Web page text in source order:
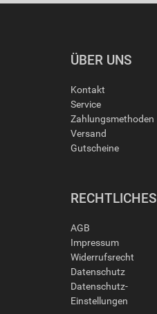
ÜBER UNS
Kontakt
Service
Zahlungsmethoden
Versand
Gutscheine
RECHTLICHES
AGB
Impressum
Widerrufsrecht
Datenschutz
Datenschutz-
Einstellungen